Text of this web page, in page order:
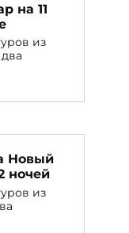
на 11
из
Новый
ночей
из